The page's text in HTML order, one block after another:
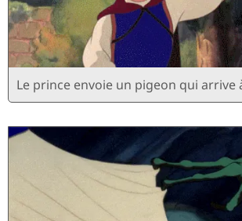
Le prince envoie un pigeon qui arrive